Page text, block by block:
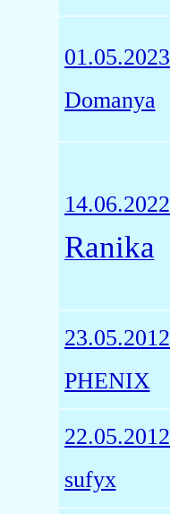
01.05.2023
Domanya
14.06.2022
Ranika
23.05.2012
PHENIX
22.05.2012
sufyx